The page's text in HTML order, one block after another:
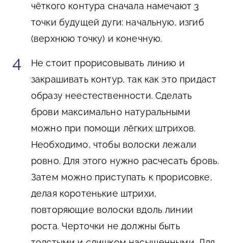
чёткого контура сначала намечают 3
точки будущей дуги: начальную, изгиб
(верхнюю точку) и конечную.
Не стоит прорисовывать линию и
закрашивать контур, так как это придаст
образу неестественности. Сделать
брови максимально натуральными
можно при помощи лёгких штрихов.
Необходимо, чтобы волоски лежали
ровно. Для этого нужно расчесать бровь.
Затем можно приступать к прорисовке,
делая коротенькие штрихи,
повторяющие волоски вдоль линии
роста. Черточки не должны быть